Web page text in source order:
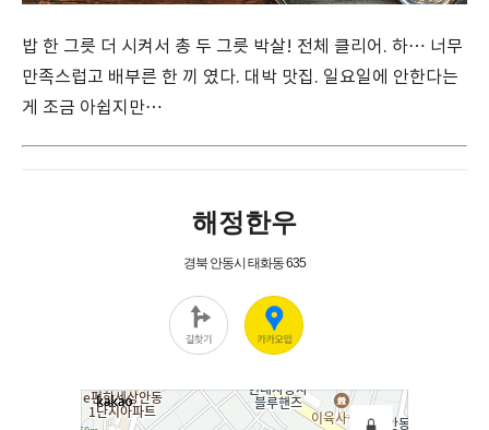
밥 한 그릇 더 시켜서 총 두 그릇 박살! 전체 클리어. 하… 너무
만족스럽고 배부른 한 끼 였다. 대박 맛집. 일요일에 안한다는
게 조금 아쉽지만…